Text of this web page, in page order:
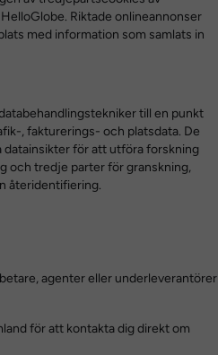
Riktade onlineannonser
med information som samlats in
till en punkt
, fakturerings- och platsdata. De
datainsikter för att utföra forskning
och tredje parter för granskning,
återidentifiering.
agenter eller underleverantörer
för att kontakta dig direkt om